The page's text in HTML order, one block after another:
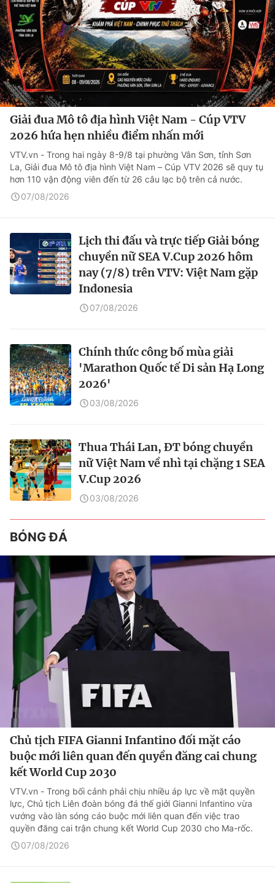
Giải đua Mô tô địa hình Việt Nam - Cúp VTV
2026 hứa hẹn nhiều điểm nhấn mới
VTV.vn - Trong hai ngày 8-9/8 tại phường Vân Sơn, tỉnh Sơn
La, Giải đua Mô tô địa hình Việt Nam – Cúp VTV 2026 sẽ quy tụ
hơn 110 vận động viên đến từ 26 câu lạc bộ trên cả nước.
07/08/2026
Lịch thi đấu và trực tiếp Giải bóng
chuyền nữ SEA V.Cup 2026 hôm
nay (7/8) trên VTV: Việt Nam gặp
Indonesia
07/08/2026
Chính thức công bố mùa giải
'Marathon Quốc tế Di sản Hạ Long
2026'
03/08/2026
Thua Thái Lan, ĐT bóng chuyền
nữ Việt Nam về nhì tại chặng 1 SEA
V.Cup 2026
03/08/2026
BÓNG ĐÁ
Chủ tịch FIFA Gianni Infantino đối mặt cáo
buộc mới liên quan đến quyền đăng cai chung
kết World Cup 2030
VTV.vn - Trong bối cảnh phải chịu nhiều áp lực về mặt quyền
lực, Chủ tịch Liên đoàn bóng đá thế giới Gianni Infantino vừa
vướng vào làn sóng cáo buộc mới liên quan đến việc trao
quyền đăng cai trận chung kết World Cup 2030 cho Ma-rốc.
07/08/2026